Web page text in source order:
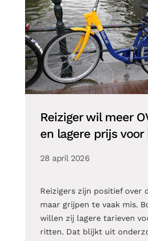
Reiziger wil meer
en lagere prijs
28 april 2026
Reizigers zijn positief over
maar grijpen te vaak mis.
willen zij lagere tarieven
ritten. Dat blijkt uit